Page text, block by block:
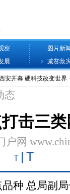
察
图片新
展 减贫救
态
击三
网
T T
种 总局副